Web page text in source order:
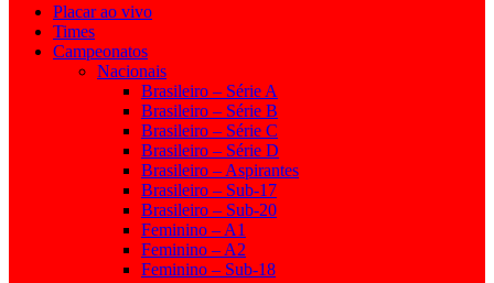
Placar ao vivo
Times
Campeonatos
Nacionais
Brasileiro – Série A
Brasileiro – Série B
Brasileiro – Série C
Brasileiro – Série D
Brasileiro – Aspirantes
Brasileiro – Sub-17
Brasileiro – Sub-20
Feminino – A1
Feminino – A2
Feminino – Sub-18